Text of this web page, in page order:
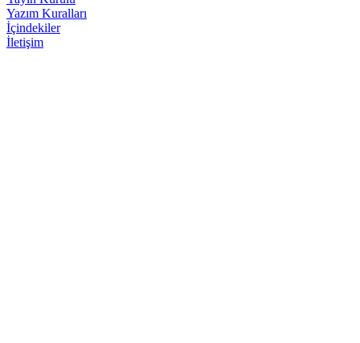
Yazım Kuralları
İçindekiler
İletişim